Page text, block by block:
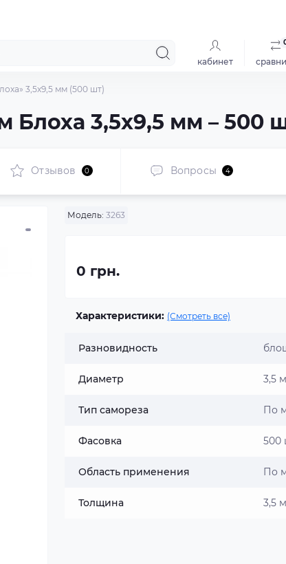
кабинет
3,5x9,5 мм (500 шт)
Блоха 3,5x9,5 мм – 500
Отзывов 0 Вопросы 4
Модель: 3263
0 грн.
Характеристики: (Смотреть все)
Разновидность
Диаметр 3,5
Тип самореза По
Фасовка 500
Область применения По
Толщина 3,5